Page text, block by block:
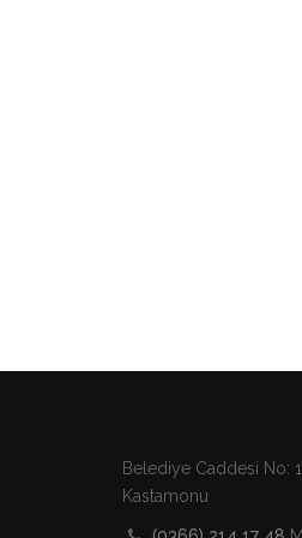
Belediye Caddesi No:
Kastamonu